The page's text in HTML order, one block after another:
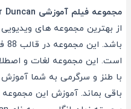
مجموعه فیلم آموزشی Learn English with Mister Duncan
از بهترین مجموعه های
است. این مجموعه لغات و
با طنز و سرگرمی به شما
باقی بماند. آموزش این